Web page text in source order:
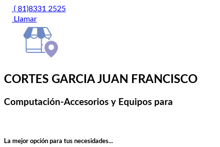
( 81)8331 2525
Llamar
CORTES GARCIA JUAN FRANCISCO
Computación-Accesorios y Equipos para
La mejor opción para tus necesidades...